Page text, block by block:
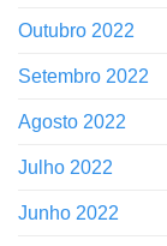
Outubro 2022
Setembro 2022
Agosto 2022
Julho 2022
Junho 2022